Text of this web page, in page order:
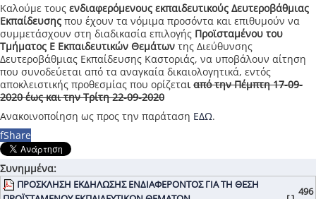
Καλούμε τους ενδιαφερόμενους εκπαιδευτικούς Δευτεροβάθμιας
Εκπαίδευσης που έχουν τα νόμιμα προσόντα και επιθυμούν να
συμμετάσχουν στη διαδικασία επιλογής Προϊσταμένου του
Τμήματος Ε Εκπαιδευτικών Θεμάτων της Διεύθυνσης
Δευτεροβάθμιας Εκπαίδευσης Καστοριάς, να υποβάλουν αίτηση
που συνοδεύεται από τα αναγκαία δικαιολογητικά, εντός
αποκλειστικής προθεσμίας που ορίζεται από την Πέμπτη 17-09-
2020 έως και την Τρίτη 22-09-2020
Ανακοινοποίηση ως προς την παράταση ΕΔΩ.
fShare
Συνημμένα:
ΠΡΟΣΚΛΗΣΗ ΕΚΔΗΛΩΣΗΣ ΕΝΔΙΑΦΕΡΟΝΤΟΣ ΓΙΑ ΤΗ ΘΕΣΗ
496